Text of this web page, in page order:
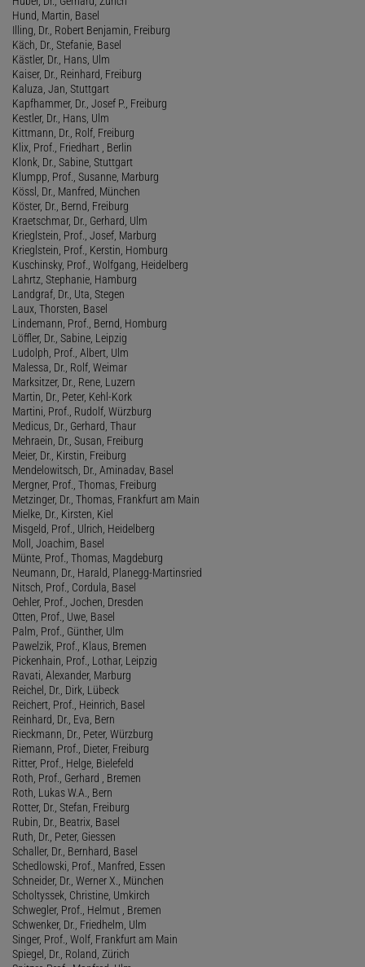
Hund, Martin, Basel
Illing, Dr., Robert Benjamin, Freiburg
Käch, Dr., Stefanie, Basel
Kästler, Dr., Hans, Ulm
Kaiser, Dr., Reinhard, Freiburg
Kaluza, Jan, Stuttgart
Kapfhammer, Dr., Josef P., Freiburg
Kestler, Dr., Hans, Ulm
Kittmann, Dr., Rolf, Freiburg
Klix, Prof., Friedhart , Berlin
Klonk, Dr., Sabine, Stuttgart
Klumpp, Prof., Susanne, Marburg
Kössl, Dr., Manfred, München
Köster, Dr., Bernd, Freiburg
Kraetschmar, Dr., Gerhard, Ulm
Krieglstein, Prof., Josef, Marburg
Krieglstein, Prof., Kerstin, Homburg
Kuschinsky, Prof., Wolfgang, Heidelberg
Lahrtz, Stephanie, Hamburg
Landgraf, Dr., Uta, Stegen
Laux, Thorsten, Basel
Lindemann, Prof., Bernd, Homburg
Löffler, Dr., Sabine, Leipzig
Ludolph, Prof., Albert, Ulm
Malessa, Dr., Rolf, Weimar
Marksitzer, Dr., Rene, Luzern
Martin, Dr., Peter, Kehl-Kork
Martini, Prof., Rudolf, Würzburg
Medicus, Dr., Gerhard, Thaur
Mehraein, Dr., Susan, Freiburg
Meier, Dr., Kirstin, Freiburg
Mendelowitsch, Dr., Aminadav, Basel
Mergner, Prof., Thomas, Freiburg
Metzinger, Dr., Thomas, Frankfurt am Main
Mielke, Dr., Kirsten, Kiel
Misgeld, Prof., Ulrich, Heidelberg
Moll, Joachim, Basel
Münte, Prof., Thomas, Magdeburg
Neumann, Dr., Harald, Planegg-Martinsried
Nitsch, Prof., Cordula, Basel
Oehler, Prof., Jochen, Dresden
Otten, Prof., Uwe, Basel
Palm, Prof., Günther, Ulm
Pawelzik, Prof., Klaus, Bremen
Pickenhain, Prof., Lothar, Leipzig
Ravati, Alexander, Marburg
Reichel, Dr., Dirk, Lübeck
Reichert, Prof., Heinrich, Basel
Reinhard, Dr., Eva, Bern
Rieckmann, Dr., Peter, Würzburg
Riemann, Prof., Dieter, Freiburg
Ritter, Prof., Helge, Bielefeld
Roth, Prof., Gerhard , Bremen
Roth, Lukas W.A., Bern
Rotter, Dr., Stefan, Freiburg
Rubin, Dr., Beatrix, Basel
Ruth, Dr., Peter, Giessen
Schaller, Dr., Bernhard, Basel
Schedlowski, Prof., Manfred, Essen
Schneider, Dr., Werner X., München
Scholtyssek, Christine, Umkirch
Schwegler, Prof., Helmut , Bremen
Schwenker, Dr., Friedhelm, Ulm
Singer, Prof., Wolf, Frankfurt am Main
Spiegel, Dr., Roland, Zürich